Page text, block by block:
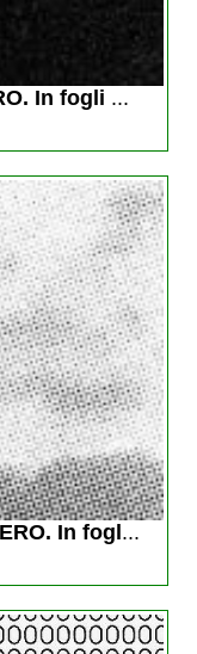
In fogli ...
In fogl ...